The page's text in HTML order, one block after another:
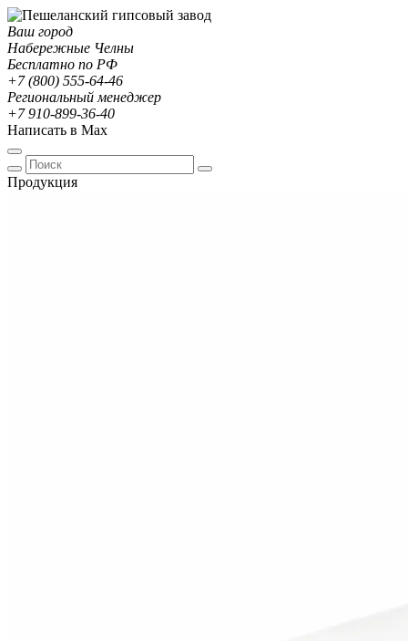
Ваш город
Набережные Челны
Бесплатно по РФ
+7 (800) 555-64-46
Региональный менеджер
+7 910-899-36-40
Написать в Max
Продукция